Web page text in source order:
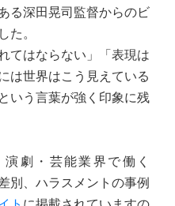
る深田晃司監督からのビ
た。
てはならない」「表現は
は世界はこう見えている
いう言葉が強く印象に残
劇・芸能業界で働く
別、ハラスメントの事例